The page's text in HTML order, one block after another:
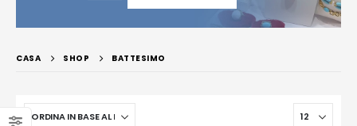
CASA SHOP BATTESIMO